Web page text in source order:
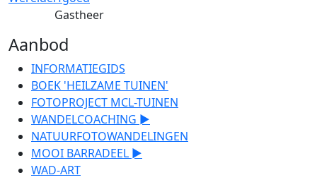
Gastheer
Aanbod
INFORMATIEGIDS
BOEK 'HEILZAME TUINEN'
FOTOPROJECT MCL-TUINEN
WANDELCOACHING ►
NATUURFOTOWANDELINGEN
MOOI BARRADEEL ►
WAD-ART